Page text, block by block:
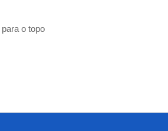
o topo